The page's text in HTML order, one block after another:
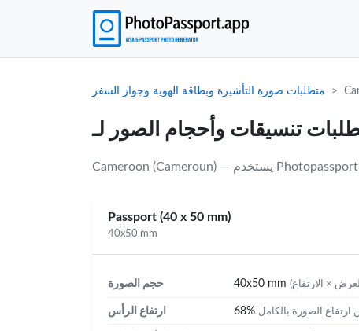
متطلبات صورة التأشيرة وبطاقة الهوية وجواز السفر
Passport (40 x 50 mm)
40x50 mm
حجم الصورة 40x50 mm
ارتفاع الرأس 68% ارتفاع الصورة بالكامل